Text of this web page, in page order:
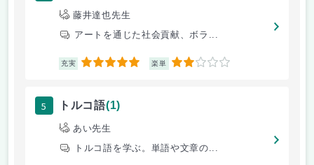
藤井達也先生
アートを通じた社会貢献、ボラ...
充実 5 楽単 2
5 トルコ語(1)
あい先生
トルコ語を学ぶ。単語や文章の...